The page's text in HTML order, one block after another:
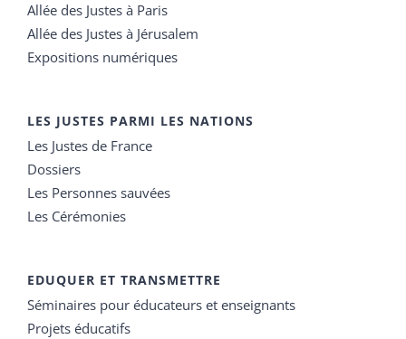
Allée des Justes à Paris
Allée des Justes à Jérusalem
Expositions numériques
LES JUSTES PARMI LES NATIONS
Les Justes de France
Dossiers
Les Personnes sauvées
Les Cérémonies
EDUQUER ET TRANSMETTRE
Séminaires pour éducateurs et enseignants
Projets éducatifs